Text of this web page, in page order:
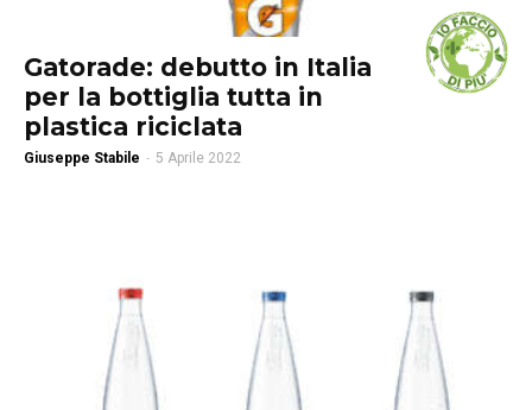
Gatorade: debutto in Italia
per la bottiglia tutta in
plastica riciclata
Giuseppe Stabile - 5 Aprile 2022